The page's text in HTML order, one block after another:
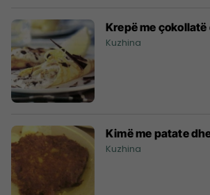
Krepë me
Kuzhina
Kimë me patate
Kuzhina